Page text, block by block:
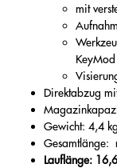
mit
KeyMod
Direktabzug
Gewicht: 4,4 kg
Lauflänge: